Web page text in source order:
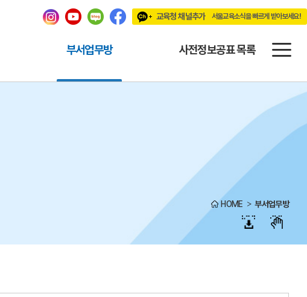
교육청 채널추가 서울교육소식을 빠르게 받아보세요!
서울교육소식을 빠르게 받아보세요!
부서업무방 사전정보공표 목록
HOME 부서업무방